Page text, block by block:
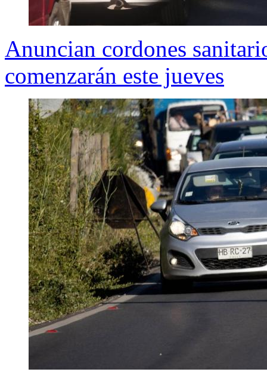
Anuncian cordones
comenzarán este jueves